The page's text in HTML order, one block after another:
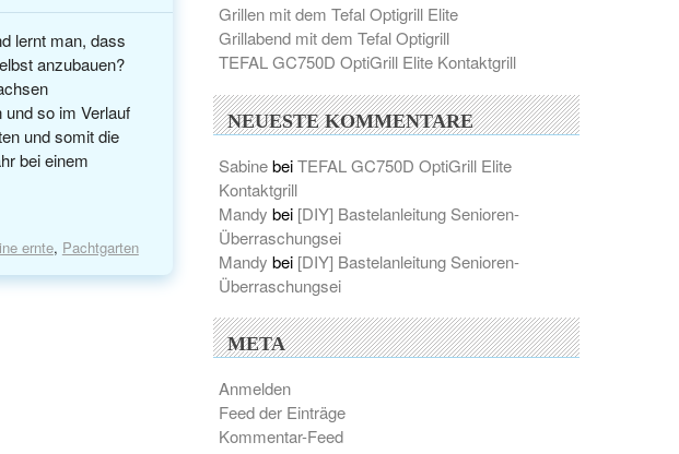
lernt man, dass
anzubauen?
so im Verlauf
und somit die
bei einem
ernte, Pachtgarten
Grillen mit dem Tefal Optigrill Elite
Grillabend mit dem Tefal Optigrill
TEFAL GC750D OptiGrill Elite Kontaktgrill
NEUESTE KOMMENTARE
SabinebeiTEFAL GC750D OptiGrill Elite
Kontaktgrill
Mandy bei [DIY] Bastelanleitung Senioren-
Überraschungsei
Mandy bei [DIY] Bastelanleitung Senioren-
Überraschungsei
META
Anmelden
Feed der Einträge
Kommentar-Feed